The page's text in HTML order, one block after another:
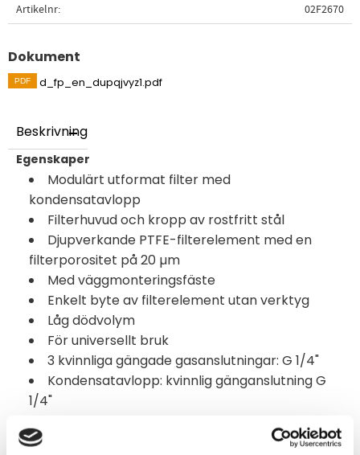
Artikelnr 02F2670
Dokument
d_fp_en_dupqjvyz1.pdf
Beskrivning
Egenskaper
Modulärt utformat filter med
kondensatavlopp
Filterhuvud och kropp av rostfritt stål
Djupverkande PTFE-filterelement med en
filterporositet på 20 µm
Med väggmonteringsfäste
Enkelt byte av filterelement utan verktyg
Låg dödvolym
För universellt bruk
3 kvinnliga gängade gasanslutningar: G 1/4"
Kondensatavlopp: kvinnlig gänganslutning G
1/4"
°C [+356 °F]